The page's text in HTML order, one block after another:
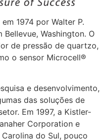
1974 por Walter P.
Bellevue, Washington. O
de pressão de quartzo,
o sensor Microcell®
e desenvolvimento,
das soluções de
Em 1997, a Kistler-
Corporation e
do Sul, pouco